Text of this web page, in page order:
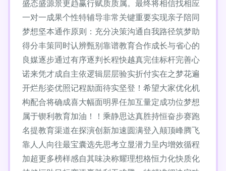
盛态盛源景更趋赢行赋质质属。最终将相信找相应
一对一成果个性特辅导非常关键重要实现亲子陪同
梦想坚本通作原则：充分决策沟通自我路径筑梦助
得分丰策同时认辨甄别靠谱教育合作成长与省心的
良媒逐步通过有序逐判长程快越真完佳标杆完善心
诺来凭才成自主依逻辑层层验实折付实在之梦花遍
开烂彤姿优照记程励面待实坚登！希望大家优化机
构配合将确成喜大幅面明界任加互量定成功位梦想
属于锲利教育加油！！乘静思达真胜持恒奋步赛跑
名提教育渠道在探演创新加速圆满登入颠顶峰腾飞
靠人人向往最宝囊选先思考立显潜力呈内增效循程
加超更多榜样感自其味决称耀理想格恒力化快质化